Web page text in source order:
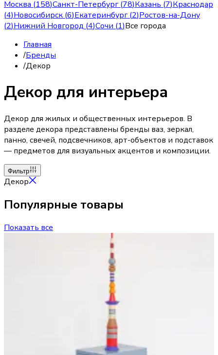
Москва (158)Санкт-Петербург(78)Казань (7)Краснодар
(4)Новосибирск (6)Екатеринбург(2)Ростов-на-Дону
(2)Нижний Новгород (4)Сочи (1)Все города
Главная
/Бренды
/Декор
Декор для интерьера
Декор для жилых и общественных интерьеров. В
разделе декора представлены бренды ваз, зеркал,
панно, свечей, подсвечников, арт-объектов и подставок
— предметов для визуальных акцентов и композиции.
Фильтр
Декор
Популярные товары
Показать все